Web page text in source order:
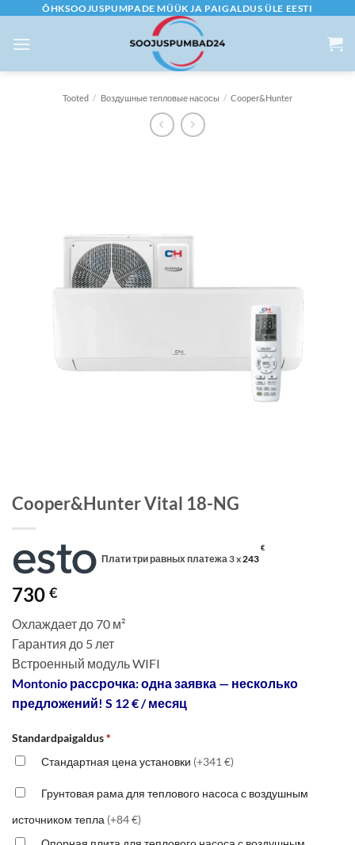
content
ÕHKSOOJUSPUMPADE MÜÜK JA PAIGALDUS ÜLE EESTI
Tooted / Воздушные тепловые насосы / Cooper&Hunter
Cooper&Hunter Vital 18-NG
Плати три равных платежа 3 x 243
€
730 €
Охлаждает до 70 м²
Гарантия до 5 лет
Встроенный модуль WIFI
Montonio рассрочка: одна заявка — несколько
предложений! S 12 € / месяц
Standardpaigaldus*
Стандартная цена установки (+341 €)
Грунтовая рама для теплового насоса с воздушным
источником тепла (+84 €)